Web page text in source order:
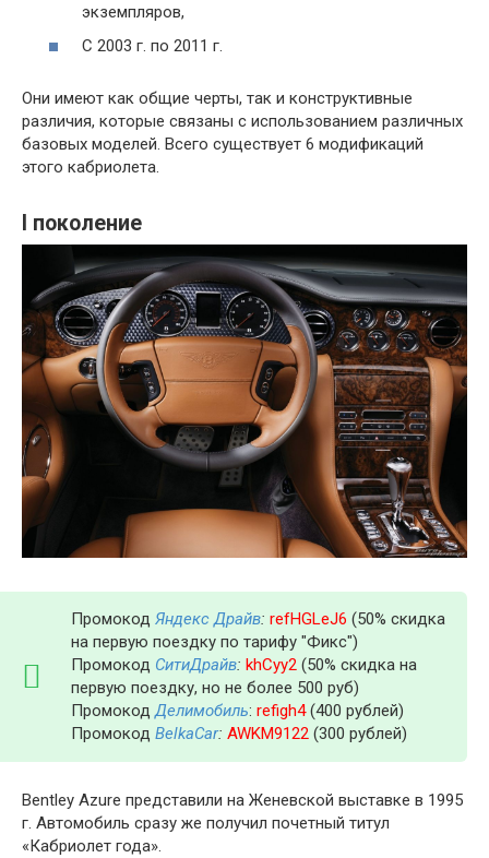
экземпляров,
С 2003 г. по 2011 г.
Они имеют как общие черты, так и конструктивные
различия, которые связаны с использованием различных
базовых моделей. Всего существует 6 модификаций
этого кабриолета.
I поколение
Промокод Яндекс Драйв: refHGLeJ6 (50% скидка
на первую поездку по тарифу "Фикс")
Промокод СитиДрайв: khCyy2 (50% скидка на
первую поездку, но не более 500 руб)
ПромокодДелимобиль: refigh4(400 рублей)
Промокод BelkaCar: AWKM9122 (300 рублей)
Bentley Azure представили на Женевской выставке в 1995
г. Автомобиль сразу же получил почетный титул
«Кабриолет года».